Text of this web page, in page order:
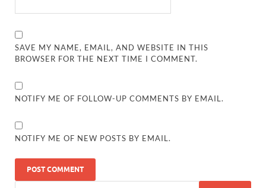
SAVE MY NAME, EMAIL, AND WEBSITE IN THIS
BROWSER FOR THE NEXT TIME I COMMENT.
NOTIFY ME OF FOLLOW-UP COMMENTS BY EMAIL.
NOTIFY ME OF NEW POSTS BY EMAIL.